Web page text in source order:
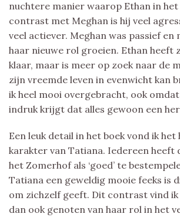
nuchtere manier waarop Ethan in
contrast met Meghan is hij veel
veel actiever. Meghan was passief en
haar nieuwe rol groeien. Ethan heeft
klaar, maar is meer op zoek naar de
zijn vreemde leven in evenwicht kan
ik heel mooi overgebracht, ook
indruk krijgt dat alles gewoon een
Een leuk detail in het boek vond ik het
karakter van Tatiana. Iedereen heeft
het Zomerhof als ‘goed’ te
Tatiana een geweldig mooie feeks is
om zichzelf geeft. Dit contrast vind ik
dan ook genoten van haar rol in het